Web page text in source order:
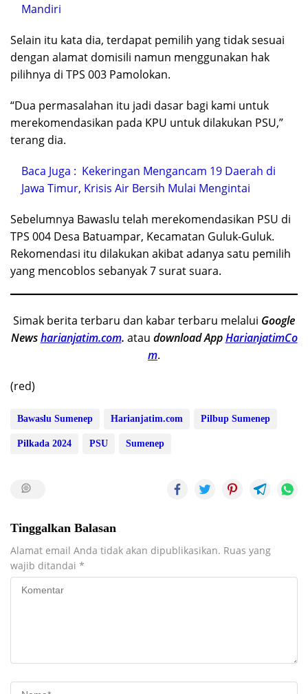
Mandiri
Selain itu kata dia, terdapat pemilih yang tidak sesuai
dengan alamat domisili namun menggunakan hak
pilihnya di TPS 003 Pamolokan.
“Dua permasalahan itu jadi dasar bagi kami untuk
merekomendasikan pada KPU untuk dilakukan PSU,”
terang dia.
Baca Juga : Kekeringan Mengancam 19 Daerah di
Jawa Timur, Krisis Air Bersih Mulai Mengintai
Sebelumnya Bawaslu telah merekomendasikan PSU di
TPS 004 Desa Batuampar, Kecamatan Guluk-Guluk.
Rekomendasi itu dilakukan akibat adanya satu pemilih
yang mencoblos sebanyak 7 surat suara.
Simak berita terbaru dan kabar terbaru melalui Google
Newsharianjatim.com. atau download App HarianjatimCo
m.
(red)
Bawaslu Sumenep Harianjatim.com Pilbup Sumenep
Pilkada 2024 PSU Sumenep
Tinggalkan Balasan
Alamat email Anda tidak akan dipublikasikan. Ruas yang
wajib ditandai *